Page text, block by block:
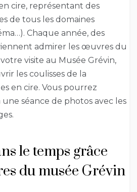
cire, représentant des
de tous les domaines
Chaque année, des
admirer les œuvres du
visite au Musée Grévin,
les coulisses de la
en cire. Vous pourrez
séance de photos avec les
le temps grâce
du musée Grévin